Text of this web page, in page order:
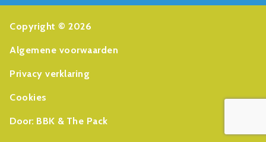
Copyright © 2026
Algemene voorwaarden
Privacy verklaring
Cookies
Door: BBK & The Pack